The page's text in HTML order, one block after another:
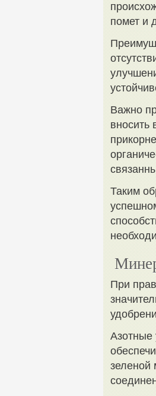
помет и
Важно
вносить
Таким
При
Азотные
зеленой